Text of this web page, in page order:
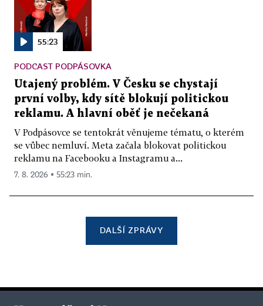
55:23
PODCAST PODPÁSOVKA
Utajený problém. V Česku se chystají
první volby, kdy sítě blokují politickou
reklamu. A hlavní oběť je nečekaná
V Podpásovce se tentokrát věnujeme tématu, o kterém
se vůbec nemluví. Meta začala blokovat politickou
reklamu na Facebooku a Instagramu a...
7. 8. 2026 ▪ 55:23 min.
DALŠÍ ZPRÁVY